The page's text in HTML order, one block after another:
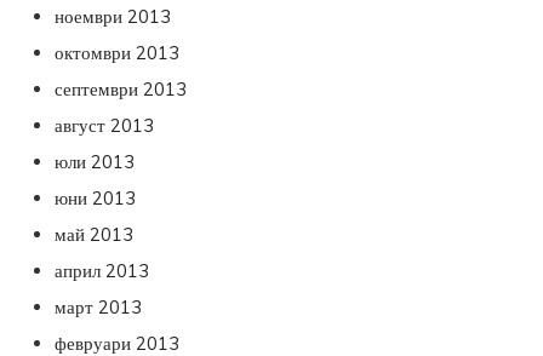
ноември 2013
октомври 2013
септември 2013
август 2013
юли 2013
юни 2013
май 2013
април 2013
март 2013
февруари 2013